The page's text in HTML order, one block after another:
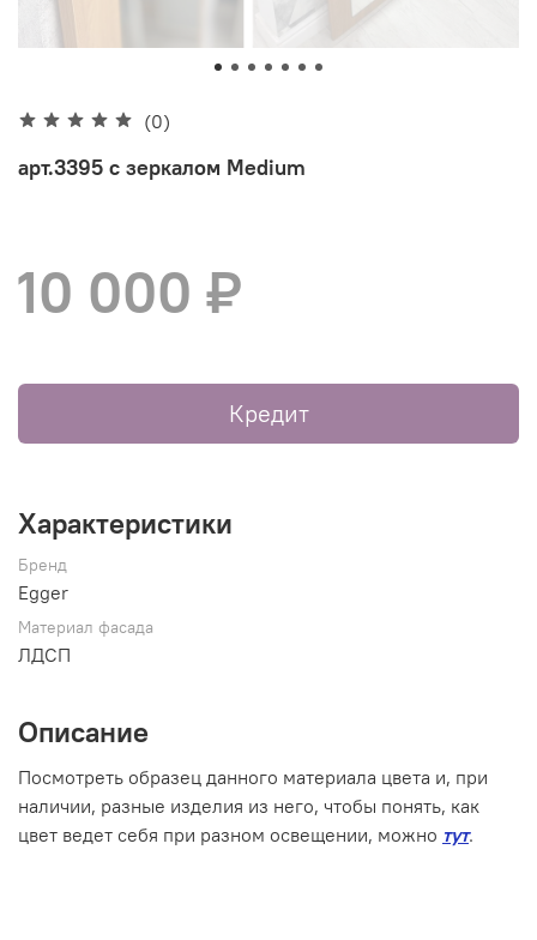
(0)
арт.3395 с зеркалом Medium
10 000 ₽
Кредит
Характеристики
Бренд
Egger
Материал фасада
ЛДСП
Описание
Посмотреть образец данного материала цвета и, при
наличии, разные изделия из него, чтобы понять, как
цвет ведет себя при разном освещении, можно тут.